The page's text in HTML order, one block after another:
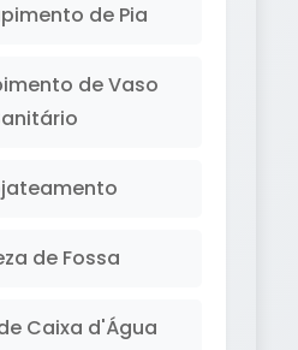
de Pia
de Vaso
de Fossa
Caixa d'Água